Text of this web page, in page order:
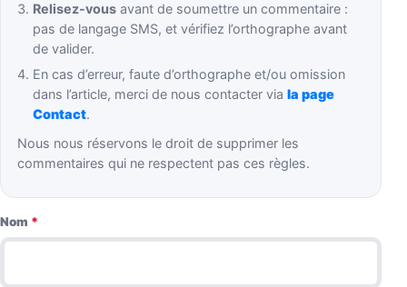
Relisez-vous avant de soumettre un commentaire :
pas de langage SMS, et vérifiez l’orthographe avant
de valider.
En cas d’erreur, faute d’orthographe et/ou omission
dans l’article, merci de nous contacter viala page
Contact.
Nous nous réservons le droit de supprimer les
commentaires qui ne respectent pas ces règles.
Nom *